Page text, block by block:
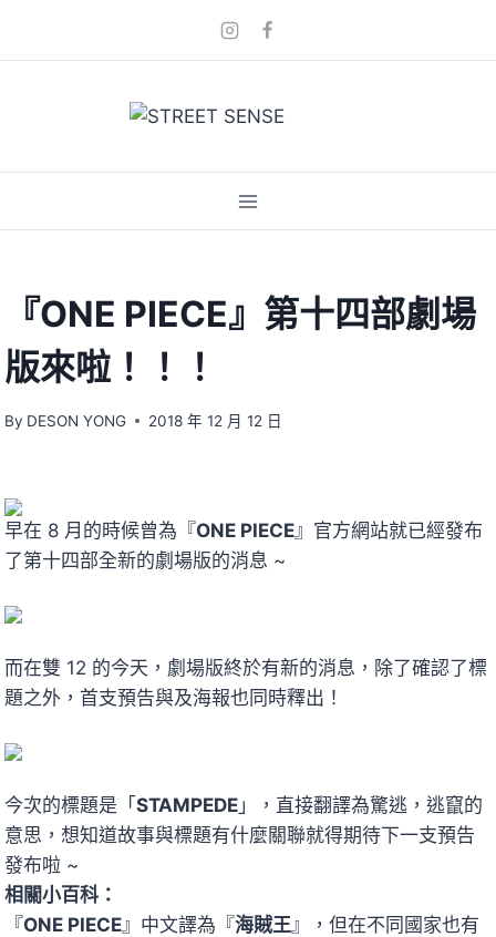
『ONE PIECE』第十四部劇場
版來啦！！！
By DESON YONG 2018 年 12 月 12 日
早在 8 月的時候曾為『ONE PIECE 』官方網站就已經發布
了第十四部全新的劇場版的消息 ~
而在雙 12 的今天，劇場版終於有新的消息，除了確認了標
題之外，首支預告與及海報也同時釋出！
今次的標題是「STAMPEDE 」，直接翻譯為驚逃，逃竄的
意思，想知道故事與標題有什麼關聯就得期待下一支預告
發布啦 ~
相關小百科：
『ONE PIECE 』中文譯為『海賊王 』，但在不同國家也有